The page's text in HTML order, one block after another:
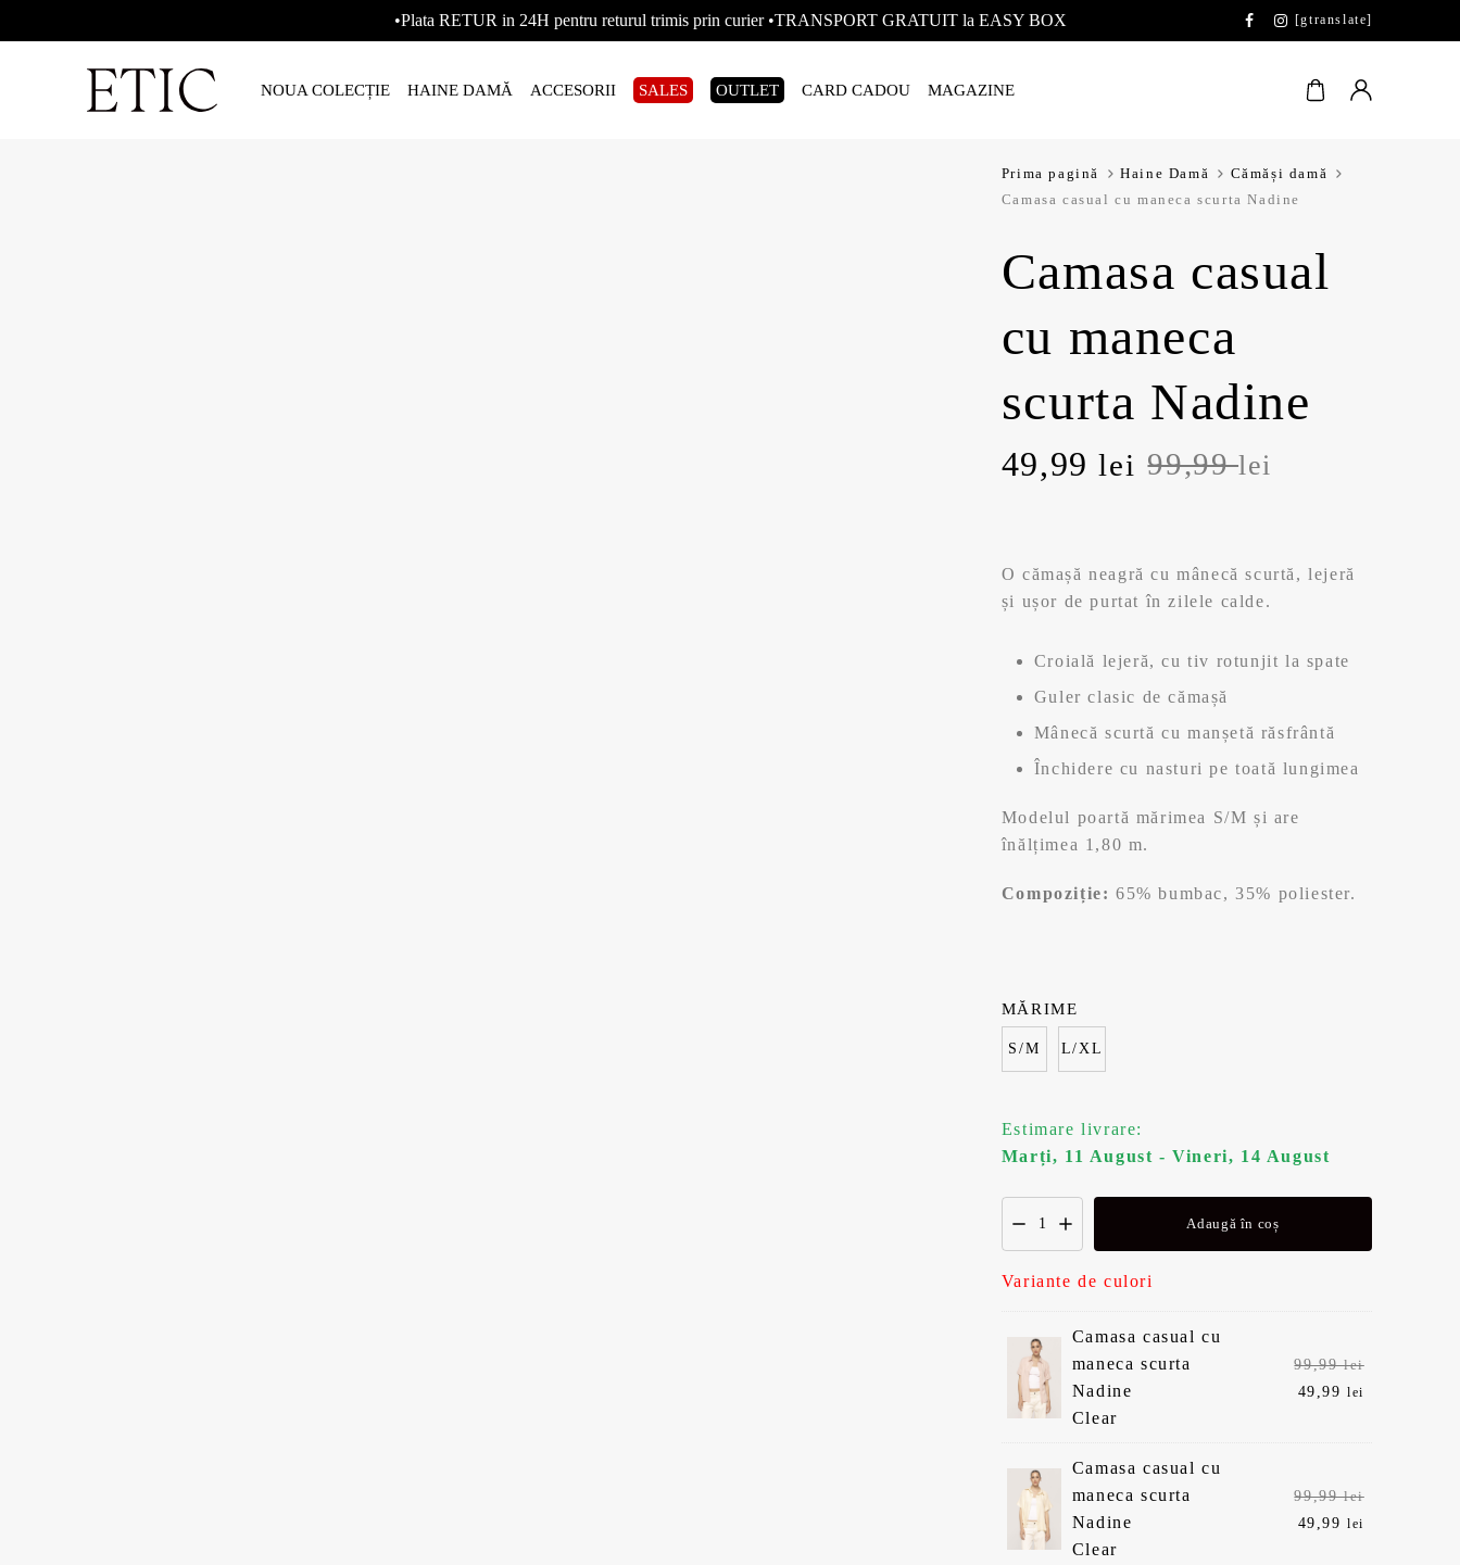
•Plata RETUR in 24H pentru returul trimis prin curier •TRANSPORT GRATUIT la EASY BOX [gtranslate]
NOUA COLECȚIE HAINE DAMĂ ACCESORII SALES OUTLET CARD CADOU MAGAZINE
Prima pagină Haine Damă
Cămăși damă
Camasa casual cu maneca scurta Nadine
Camasa casual
cu maneca
scurta Nadine
99,99lei
Prețul
a
fost:
99,99 lei.
49,99lei
Prețul
este:
49,99 lei.
O cămașă neagră cu mânecă scurtă, lejeră
și ușor de purtat în zilele calde.
Croială lejeră, cu tiv rotunjit la spate
Guler clasic de cămașă
Mânecă scurtă cu manșetă răsfrântă
Închidere cu nasturi pe toată lungimea
Modelul poartă mărimea S/M și are
înălțimea 1,80 m.
Compoziție: 65% bumbac, 35% poliester.
S/M L/XL
MĂRIME
Estimare livrare:
Marți, 11 August - Vineri, 14 August
Adaugă în coș
Variante de culori
Camasa casual cu
maneca scurta
Nadine
Clear
99,99lei
49,99lei
Camasa casual cu
maneca scurta
Nadine
Clear
99,99lei
49,99lei